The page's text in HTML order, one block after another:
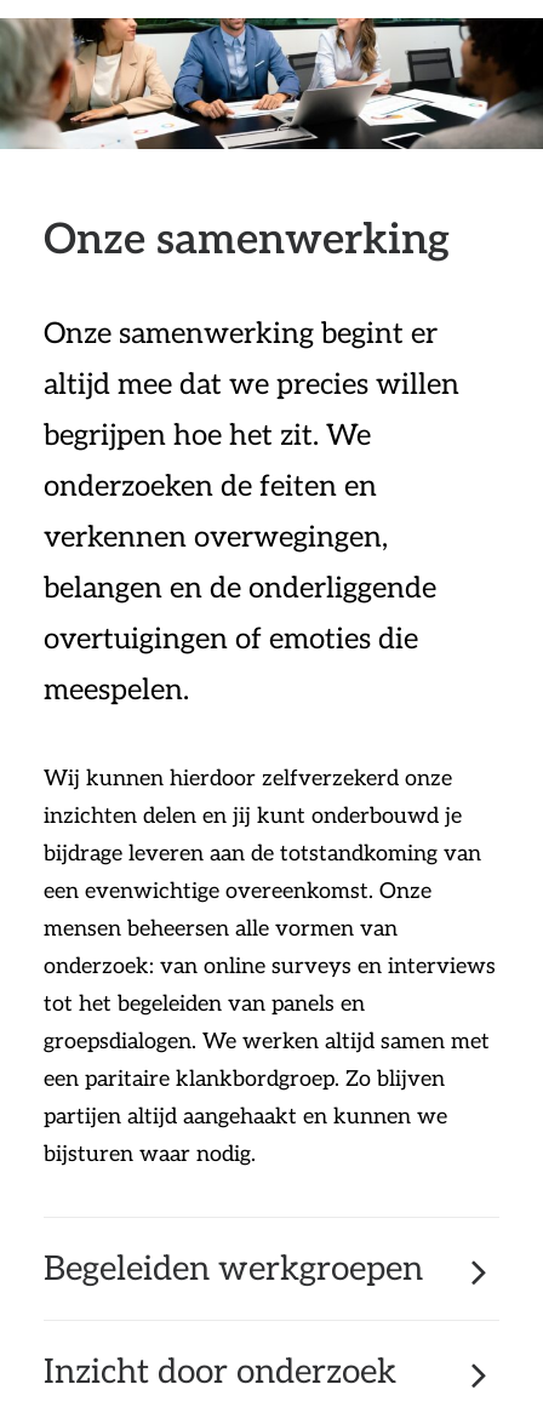
Onze samenwerking
Onze samenwerking begint er
altijd mee dat we precies willen
begrijpen hoe het zit. We
onderzoeken de feiten en
verkennen overwegingen,
belangen en de onderliggende
overtuigingen of emoties die
meespelen.
Wij kunnen hierdoor zelfverzekerd onze
inzichten delen en jij kunt onderbouwd je
bijdrage leveren aan de totstandkoming van
een evenwichtige overeenkomst. Onze
mensen beheersen alle vormen van
onderzoek: van online surveys en interviews
tot het begeleiden van panels en
groepsdialogen. We werken altijd samen met
een paritaire klankbordgroep. Zo blijven
partijen altijd aangehaakt en kunnen we
bijsturen waar nodig.
Begeleiden werkgroepen
Inzicht door onderzoek